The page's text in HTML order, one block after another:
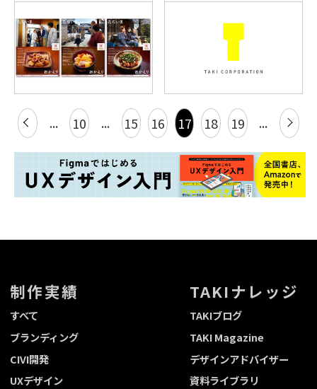
... 10 ... 15 16 17 18 19 ...
制作実績
すべて
ブランディング
CIVI開発
UXデザイン
TAKIナレッジ
TAKIブログ
TAKI Magazine
デザインアドバイザー
資料ライブラリ